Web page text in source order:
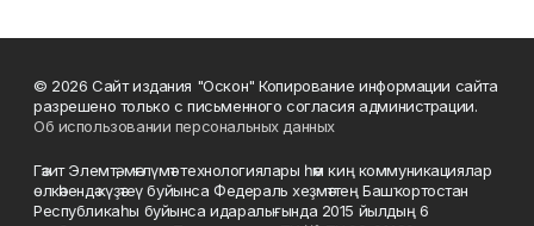
© 2026 Сайт издания "Оскон" Копирование информации сайта
разрешено только с письменного согласия администрации.
Об использовании персональных данных
Гәзит Элемтә, мәғлүмәт технологиялары һәм киң коммуникациялар
өлкәһендә күҙәтеү буйынса Федераль хеҙмәттең Башҡортостан
Республикаһы буйынса идаралығында 2015 йылдың 6